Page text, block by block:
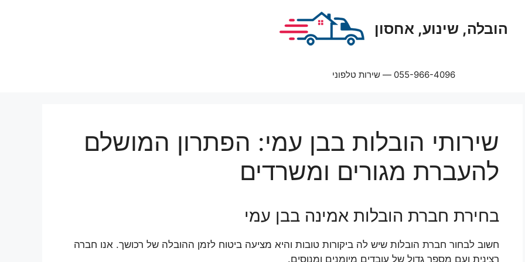
הובלה, שינוע, אחסון
055-966-4096 — שירות טלפוני
שירותי הובלות בבן עמי: הפתרון המושלם
להעברת מגורים ומשרדים
בחירת חברת הובלות אמינה בבן עמי
חשוב לבחור חברת הובלות שיש לה ביקורות טובות והיא מציעה ביטוח לזמן ההובלה של רכושך. אנו חברה
רצינית ועם מספר גדול של עובדים מיומנים ומנוסים.